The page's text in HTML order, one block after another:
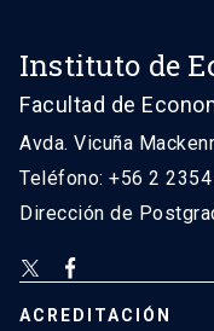
Instituto de
Facultad de
Avda. Vicuña
Teléfono: +56 2
Dirección de
ACREDITACIÓN